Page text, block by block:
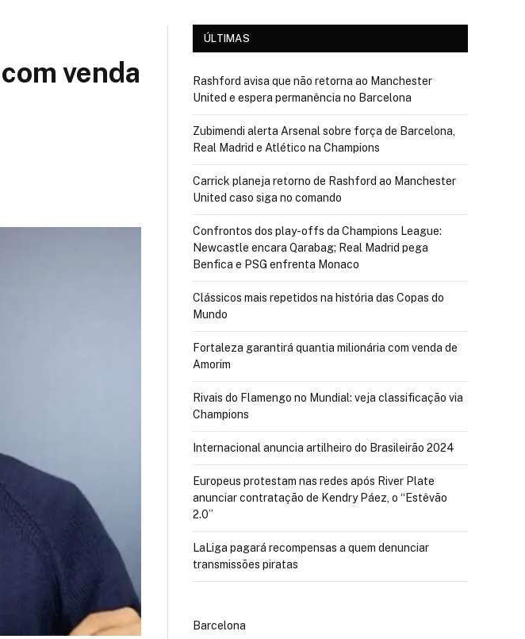
venda
ÚLTIMAS
Rashford avisa que não retorna ao Manchester
United e espera permanência no Barcelona
Zubimendi alerta Arsenal sobre força de Barcelona,
Real Madrid e Atlético na Champions
Carrick planeja retorno de Rashford ao Manchester
United caso siga no comando
Confrontos dos play-offs da Champions League:
Newcastle encara Qarabag; Real Madrid pega
Benfica e PSG enfrenta Monaco
Clássicos mais repetidos na história das Copas do
Mundo
Fortaleza garantirá quantia milionária com venda de
Amorim
Rivais do Flamengo no Mundial: veja classificação via
Champions
Internacional anuncia artilheiro do Brasileirão 2024
Europeus protestam nas redes após River Plate
anunciar contratação de Kendry Páez, o “Estêvão
2.0”
LaLiga pagará recompensas a quem denunciar
transmissões piratas
Barcelona